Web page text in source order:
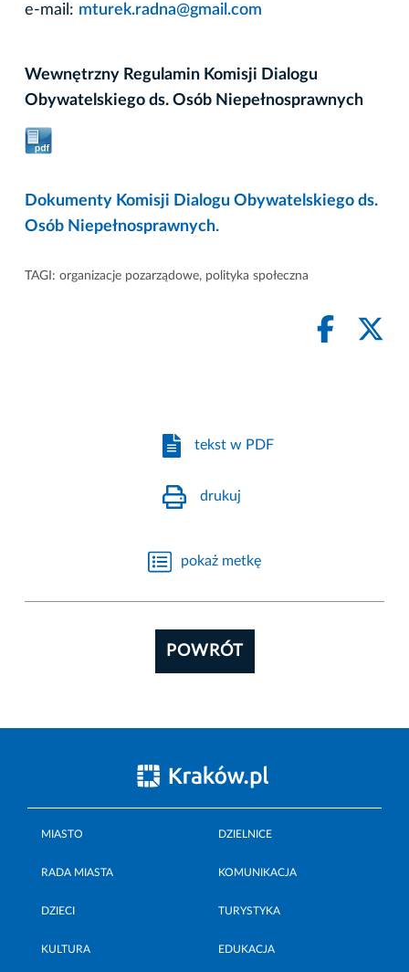
e-mail: mturek.radna@gmail.com
Wewnętrzny Regulamin Komisji Dialogu
Obywatelskiego ds. Osób Niepełnosprawnych
Dokumenty Komisji Dialogu Obywatelskiego ds.
Osób Niepełnosprawnych.
TAGI: organizacje pozarządowe, polityka społeczna
tekst w PDF
drukuj
pokaż metkę
POWRÓT
MIASTO DZIELNICE
RADA MIASTA KOMUNIKACJA
DZIECI TURYSTYKA
KULTURA EDUKACJA